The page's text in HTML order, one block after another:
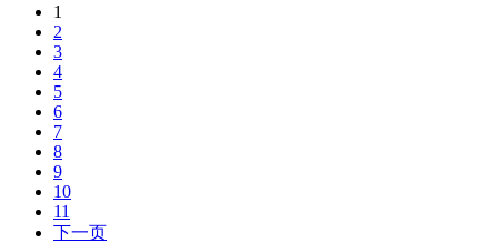
1
2
3
4
5
6
7
8
9
10
11
下一页